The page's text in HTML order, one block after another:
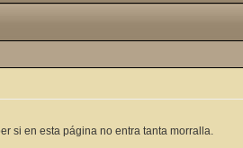
si en esta página no entra tanta morralla.